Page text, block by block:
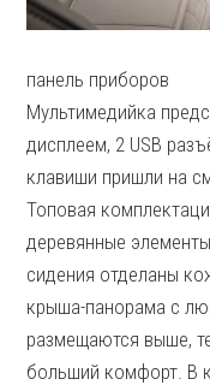
панель приборов
Мультимедийка
дисплеем, 2 USB
клавиши пришли на
Топовая
деревянные
сидения отделаны
крыша-панорама с
размещаются выше,
больший комфорт. В